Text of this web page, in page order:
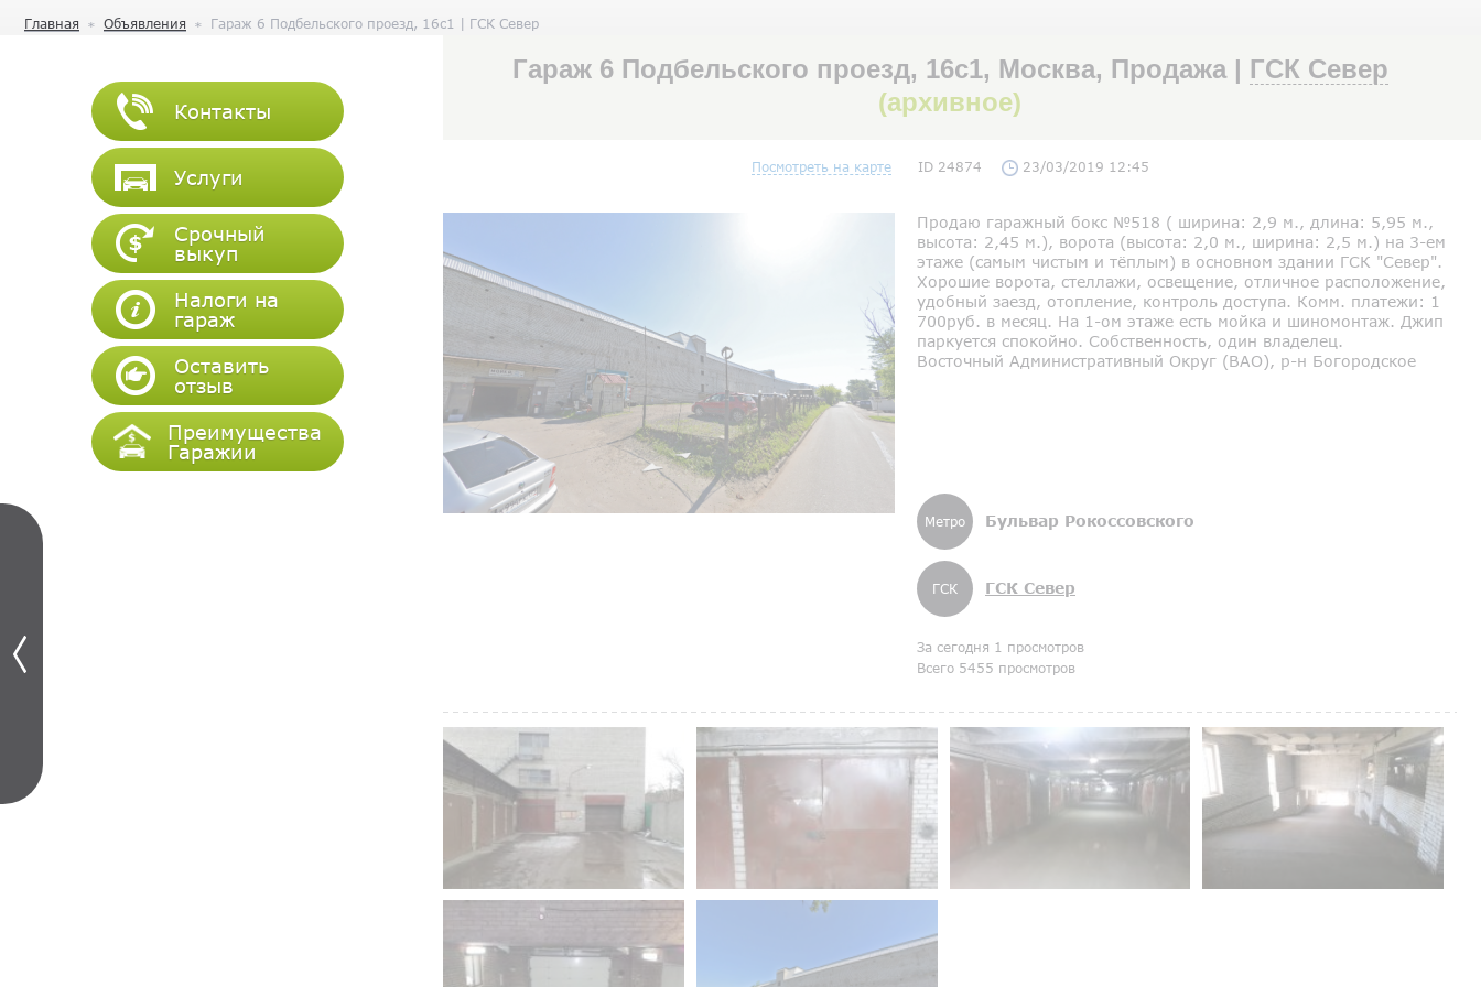
Главная Объявления Гараж 6 Подбельского проезд, 16с1 | ГСК Север
Контакты
Услуги
Срочный
выкуп
Налоги на
гараж
Оставить
отзыв
Преимущества
Гаражии
Гараж 6 Подбельского проезд, 16с1, Москва, Продажа | ГСК Север
(архивное)
Посмотреть на карте ID 24874 23/03/2019 12:45
Продаю гаражный бокс №518 ( ширина: 2,9 м., длина: 5,95 м.,
высота: 2,45 м.), ворота (высота: 2,0 м., ширина: 2,5 м.) на 3-ем
этаже (самым чистым и тёплым) в основном здании ГСК "Север".
Хорошие ворота, стеллажи, освещение, отличное расположение,
удобный заезд, отопление, контроль доступа. Комм. платежи: 1
700руб. в месяц. На 1-ом этаже есть мойка и шиномонтаж. Джип
паркуется спокойно. Собственность, один владелец.
Восточный Административный Округ (ВАО), р-н Богородское
Метро Бульвар Рокоссовского
ГСК ГСК Север
За сегодня 1 просмотров
Всего 5455 просмотров